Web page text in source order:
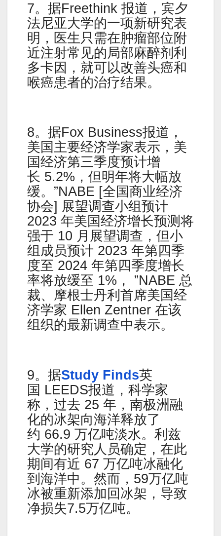
7。据Freethink 报道，宾夕
法尼亚大学的一项新研究表
明，医生只需在肿瘤部位附
近注射常见的局部麻醉剂利
多卡因，就可以改善头癌和
喉癌患者的治疗结果。
8。据Fox Business报道，
美国主要经济学家表示，美
国经济第三季度预计增
长 5.2%，但明年将大幅放
缓。”NABE [全国商业经济
协会] 展望调查小组预计
2023 年美国经济增长预测将
强于 10 月展望调查，但小
组成员预计 2023 年第四季
度至 2024 年第四季度增长
率将放缓至 1%， ”NABE 总
裁、摩根士丹利首席美国经
济学家 Ellen Zentner 在该
组织的最新调查中表示。
9。据Study Finds英
国 LEEDS报道，科学家
称，过去 25 年，南极洲融
化的冰架向海洋释放了
约 66.9 万亿吨淡水。利兹
大学的研究人员确定，在此
期间有近 67 万亿吨冰融化
到海洋中。然而，59万亿吨
冰被重新添加回冰架，导致
净损失7.5万亿吨。